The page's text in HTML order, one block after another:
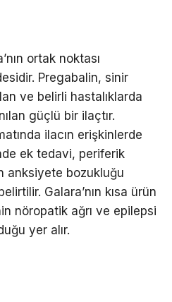
ortak noktası
Pregabalin, sinir
ve belirli hastalıklarda
güçlü bir ilaçtır.
ilacın erişkinlerde
ek tedavi, periferik
anksiyete bozukluğu
Galara’nın kısa ürün
nöropatik ağrı ve epilepsi
yer alır.